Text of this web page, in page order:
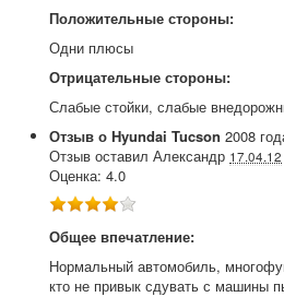
Положительные стороны:
Одни плюсы
Отрицательные стороны:
Слабые стойки, слабые
Отзыв о Hyundai Tucson 2008
Отзыв оставил Александр 17.04.12
Оценка: 4.0
Общее впечатление:
Нормальный автомобиль,
кто не привык сдувать с машины